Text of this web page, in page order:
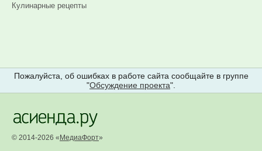
Кулинарные рецепты
Пожалуйста, об ошибках в работе сайта сообщайте в группе
"Обсуждение проекта".
© 2014-2026 «МедиаФорт»